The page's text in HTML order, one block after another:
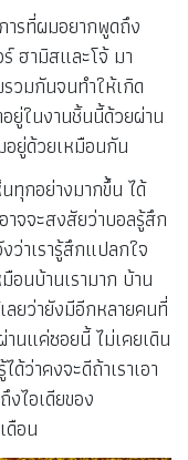
รที่ผมอยากพูดถึง
ฮามิสและโจ้ มา
วมกันจนทำให้เกิด
ยู่ในงานชิ้นนี้ด้วยผ่าน
ยู่ด้วยเหมือนกัน
ทุกอย่างมากขึ้น ได้
จจะสงสัยว่าบอลรู้สึก
ว่าเรารู้สึกแปลกใจ
อนบ้านเรามาก บ้าน
ลยว่ายังมีอีกหลายคนที่
านแค่ซอยนี้ ไม่เคยเดิน
ด้ว่าคงจะดีถ้าเราเอา
งไอเดียของ
ดือน